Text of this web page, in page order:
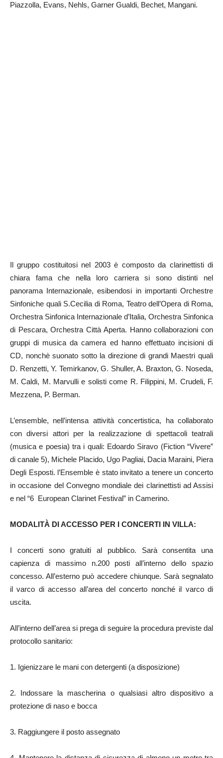
Piazzolla, Evans, Nehls, Garner Gualdi, Bechet, Mangani.
Il gruppo costituitosi nel 2003 è composto da clarinettisti di
chiara fama che nella loro carriera si sono distinti nel
panorama Internazionale, esibendosi in importanti Orchestre
Sinfoniche quali S.Cecilia di Roma, Teatro dell’Opera di Roma,
Orchestra Sinfonica Internazionale d’Italia, Orchestra Sinfonica
di Pescara, Orchestra Città Aperta. Hanno collaborazioni con
gruppi di musica da camera ed hanno effettuato incisioni di
CD, nonchè suonato sotto la direzione di grandi Maestri quali
D. Renzetti, Y. Temirkanov, G. Shuller, A. Braxton, G. Noseda,
M. Caldi, M. Marvulli e solisti come R. Filippini, M. Crudeli, F.
Mezzena, P. Berman.
L’ensemble, nell’intensa attività concertistica, ha collaborato
con diversi attori per la realizzazione di spettacoli teatrali
(musica e poesia) tra i quali: Edoardo Siravo (Fiction “Vivere”
di canale 5), Michele Placido, Ugo Pagliai, Dacia Maraini, Piera
Degli Esposti. l’Ensemble è stato invitato a tenere un concerto
in occasione del Convegno mondiale dei clarinettisti ad Assisi
e nel “6 European Clarinet Festival” in Camerino.
MODALITÀ DI ACCESSO PER I CONCERTI IN VILLA:
I concerti sono gratuiti al pubblico. Sarà consentita una
capienza di massimo n.200 posti all’interno dello spazio
concesso. All’esterno può accedere chiunque. Sarà segnalato
il varco di accesso all’area del concerto nonché il varco di
uscita.
All’interno dell’area si prega di seguire la procedura previste dal
protocollo sanitario:
1. Igienizzare le mani con detergenti (a disposizione)
2. Indossare la mascherina o qualsiasi altro dispositivo a
protezione di naso e bocca
3. Raggiungere il posto assegnato